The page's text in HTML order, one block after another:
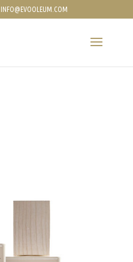
INFO@EVOOLEUM.COM